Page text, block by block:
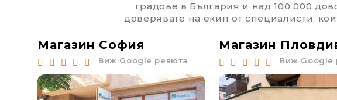
градове в България и над 100 000
доверявате на екип от специалисти,
Магазин София
Виж Google ревюта
Магазин
Виж Google